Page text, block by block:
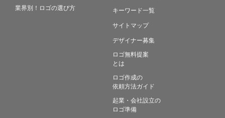
業界別！ロゴの選び方
キーワード一覧
サイトマップ
デザイナー募集
ロゴ無料提案
とは
ロゴ作成の
依頼方法ガイド
起業・会社設立の
ロゴ準備